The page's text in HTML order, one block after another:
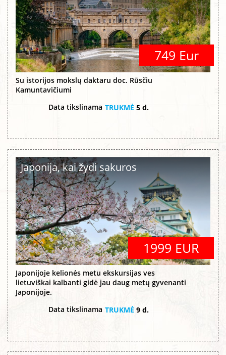
749 Eur
Su istorijos mokslų daktaru doc. Rūsčiu
Kamuntavičiumi
Data tikslinama TRUKMĖ 5 d.
Japonija, kai žydi sakuros
1999 EUR
Japonijoje kelionės metu ekskursijas ves
lietuviškai kalbanti gidė jau daug metų gyvenanti
Japonijoje.
Data tikslinama TRUKMĖ 9 d.